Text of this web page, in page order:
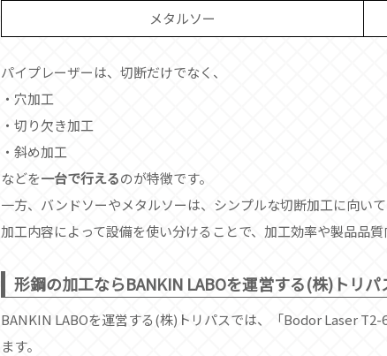
メタルソー
パイプレーザーは、切断だけでなく、
・穴加工
・切り欠き加工
・斜め加工
などを一台で行えるのが特徴です。
一方、バンドソーやメタルソーは、シンプルな切断加工に向いて
加工内容によって設備を使い分けることで、加工効率や製品品質
形鋼の加工ならBANKIN LABOを運営する(株)トリパ
BANKIN LABOを運営する(株)トリパスでは、「Bodor Laser
ます。